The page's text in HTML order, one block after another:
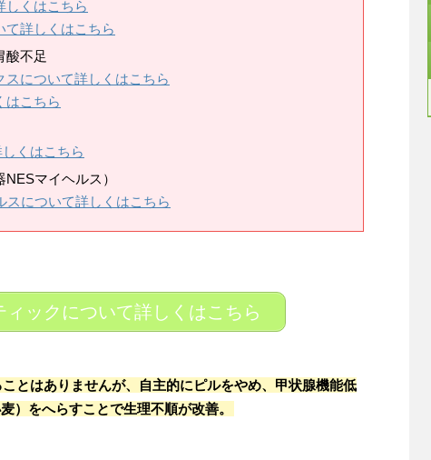
しくはこちら
て詳しくはこちら
酸不足
スについて詳しくはこちら
はこちら
くはこちら
マイヘルス）
スについて詳しくはこちら
ックについて詳しくはこちら
とはありませんが、自主的にピルをやめ、甲状腺機能低
）をへらすことで生理不順が改善。